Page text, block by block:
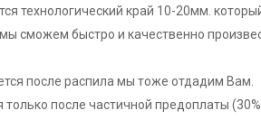
технологический край 10-20мм.
сможем быстро и качественно
после распила мы тоже отдадим Вам.
после частичной предоплаты